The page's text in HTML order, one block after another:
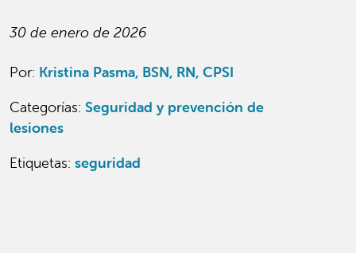
30 de enero de 2026
Por: Kristina Pasma, BSN, RN, CPSI
Categorías: Seguridad y prevención de
lesiones
Etiquetas: seguridad